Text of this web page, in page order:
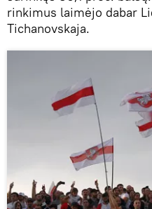
rinkimus laimėjo dabar
Tichanovskaja.